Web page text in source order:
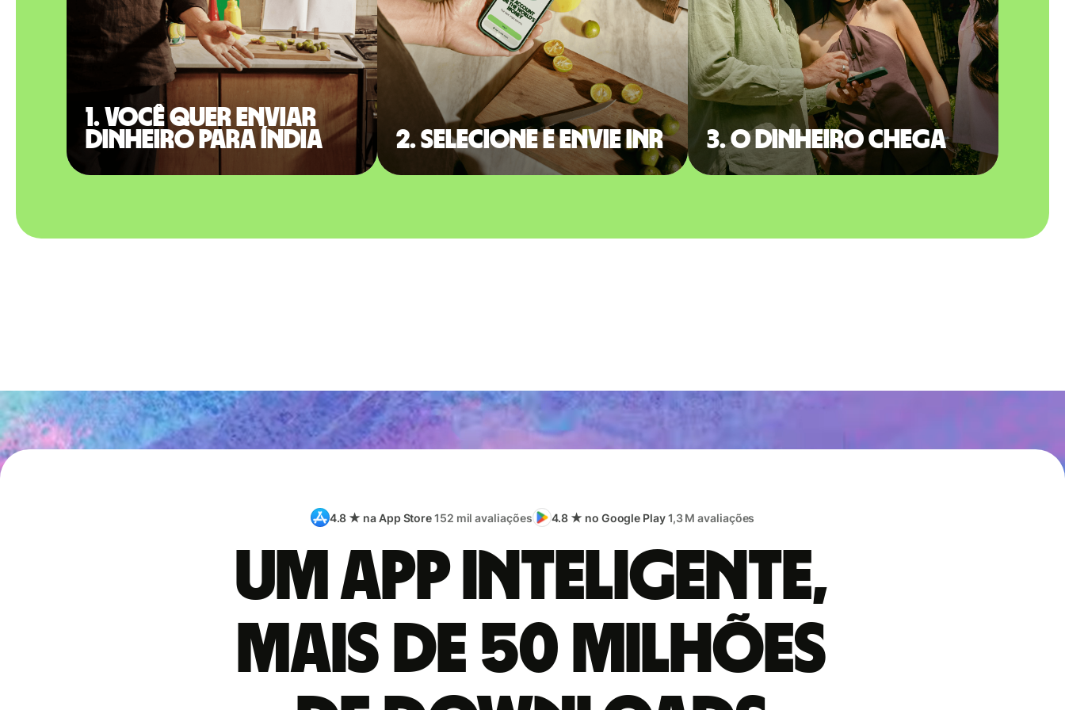
1. Você quer enviar
dinheiro para Índia
2. Selecione e envie INR 3. O dinheiro chega
4.8 ★ na App Store152 mil avaliações 4.8 ★ no Google Play1,3 M avaliações
Um app inteligente,
mais de 50 milhões